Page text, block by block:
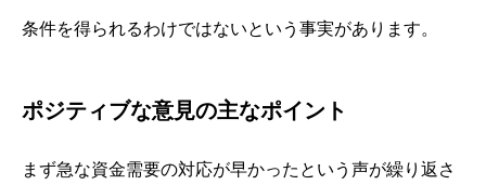
条件を得られるわけではないという事実があります。
ポジティブな意見の主なポイント
まず急な資金需要の対応が早かったという声が繰り返さ